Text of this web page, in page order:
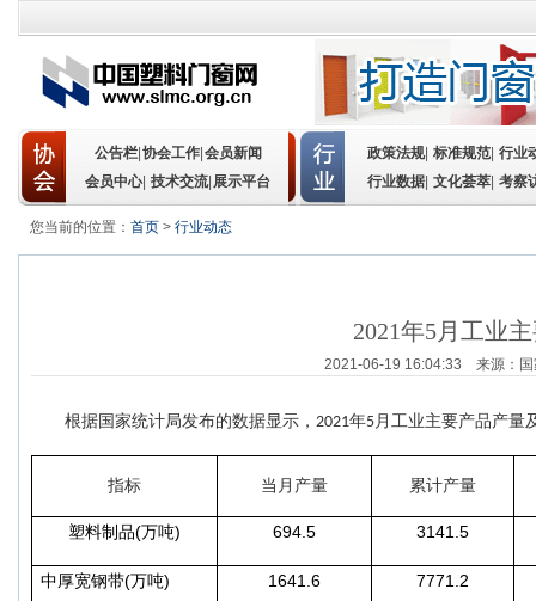
公告栏 协会工作 会员新闻
会员中心| 技术交流| 展示平台
政策法规| 标准规范| 行业
行业数据 文化荟萃 考察
您当前的位置： 首页 > 行业动态
2021年5月工业
2021-06-19 16:04:33 来源：
根据国家统计局发布的数据显示， 2021年5 月工业主要产品产量
指标 当月产量 累计产量
塑料制品(万吨) 694.5 3141.5
中厚宽钢带(万吨) 1641.6 7771.2